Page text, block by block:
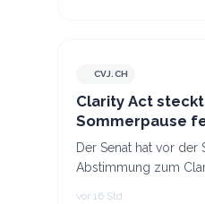
CVJ.CHCVJ.CH
Clarity Act
Sommerpause
Der Senat hat vor
Abstimmung zum
vor 16 Std.